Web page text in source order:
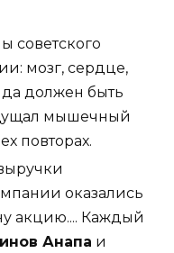
советского
мозг, сердце,
должен быть
мышечный
повторах.
оказались
акцию.... Каждый
Анапа и